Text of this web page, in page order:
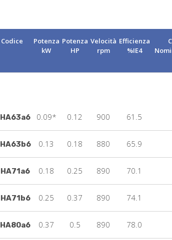
Codice
Potenza
kW
Potenza
HP
Velocità
rpm
Efficienza
%IE4
0.09* 0.12 900 61.5
0.13 0.18 880 65.9
0.18 0.25 890 70.1
0.25 0.37 890 74.1
0.37 0.5 890 78.0